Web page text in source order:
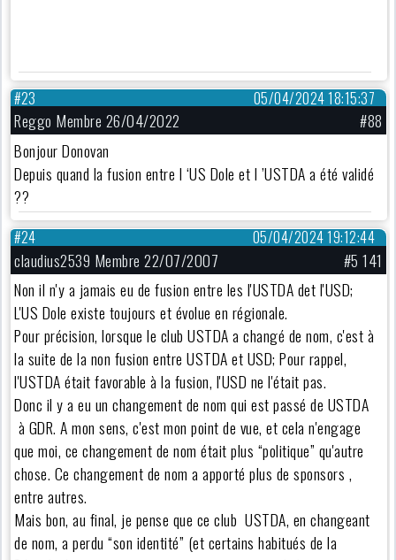
05/04/2024 18:15:37
#23
Reggo Membre 26/04/2022
#88
Bonjour Donovan
Depuis quand la fusion entre l ‘US Dole et l ’USTDA a été validé
??
05/04/2024 19:12:44
#24
claudius2539 Membre 22/07/2007
#5 141
Non il n'y a jamais eu de fusion entre les l'USTDA det l'USD;
L'US Dole existe toujours et évolue en régionale.
Pour précision, lorsque le club USTDA a changé de nom, c'est à
la suite de la non fusion entre USTDA et USD; Pour rappel,
l'USTDA était favorable à la fusion, l'USD ne l'était pas.
Donc il y a eu un changement de nom qui est passé de USTDA
à GDR. A mon sens, c'est mon point de vue, et cela n'engage
que moi, ce changement de nom était plus “politique” qu'autre
chose. Ce changement de nom a apporté plus de sponsors ,
entre autres.
Mais bon, au final, je pense que ce club USTDA, en changeant
de nom, a perdu “son identité” (et certains habitués de la